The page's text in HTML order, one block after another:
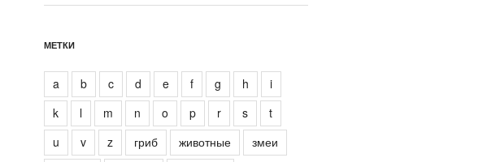
МЕТКИ
a b c d e f g h
i
k
l m n o p r s
t
u
v z гриб животные
змеи